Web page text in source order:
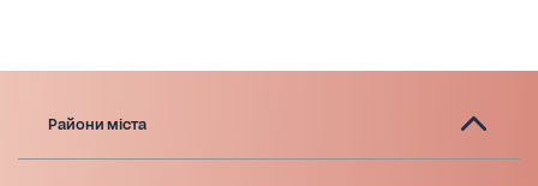
Райони міста